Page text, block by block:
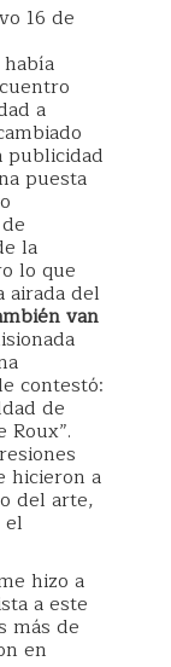
16 de
había
a
publicidad
puesta
la
lo que
del
van
contestó:
de
hicieron a
del arte,
el
hizo a
a este
más de
en